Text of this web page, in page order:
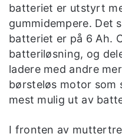
batteriet er utstyrt
gummidempere. Det
batteriet er på 6 Ah.
batteriløsning, og
ladere med andre
børsteløs motor som
mest mulig ut av
I fronten av